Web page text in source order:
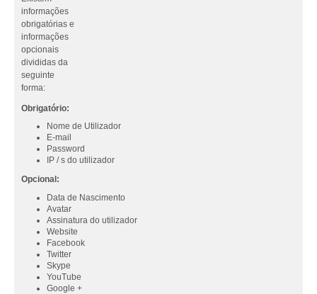
informações
obrigatórias e
informações
opcionais
divididas da
seguinte
forma:
Obrigatório:
Nome de Utilizador
E-mail
Password
IP / s do utilizador
Opcional:
Data de Nascimento
Avatar
Assinatura do utilizador
Website
Facebook
Twitter
Skype
YouTube
Google +